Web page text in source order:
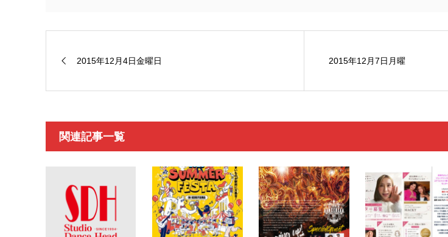
2015年12月4日金曜日 2015年12月7日月曜
関連記事一覧